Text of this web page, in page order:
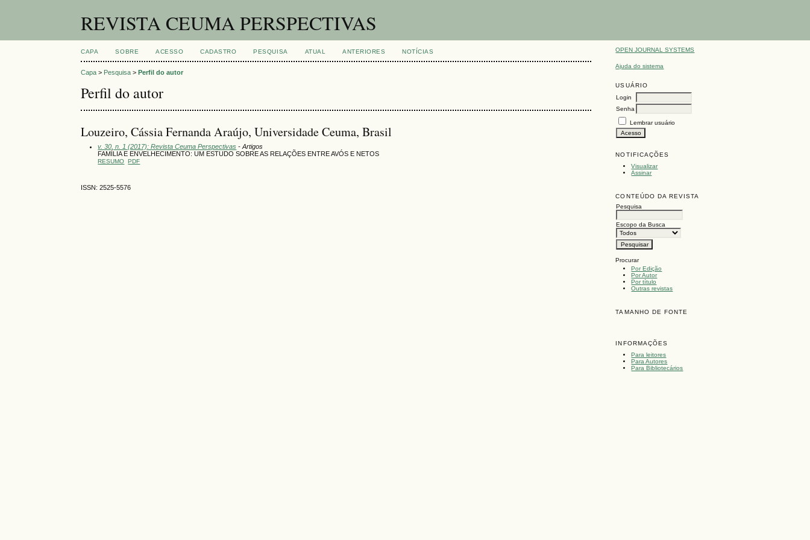
REVISTA CEUMA PERSPECTIVAS
OPEN JOURNAL SYSTEMS
Ajuda do sistema
USUÁRIO
Login
Senha
Lembrar usuário
NOTIFICAÇÕES
Visualizar
Assinar
CONTEÚDO DA REVISTA
Pesquisa
Escopo da Busca
Procurar
Por Edição
Por Autor
Por título
Outras revistas
TAMANHO DE FONTE
INFORMAÇÕES
Para leitores
Para Autores
Para Bibliotecários
CAPA SOBRE ACESSO CADASTRO PESQUISA ATUAL ANTERIORES NOTÍCIAS
Capa > Pesquisa >Perfil do autor
Perfil do autor
Louzeiro, Cássia Fernanda Araújo, Universidade Ceuma, Brasil
v. 30, n. 1 (2017): Revista Ceuma Perspectivas - Artigos
FAMÍLIA E ENVELHECIMENTO: UM ESTUDO SOBRE AS RELAÇÕES ENTRE AVÓS E NETOS
RESUMO PDF
ISSN: 2525-5576